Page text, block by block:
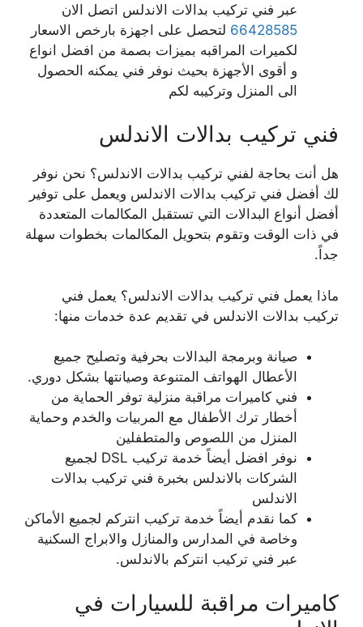
عبر فني تركيب بدالات الاندلس اتصل الان
66428585 لتحصل على اجهزة بارخص الاسعار
لكميرات المراقبه بميزات بصمة من افضل انواع
و أقوى الأجهزة بحيث نوفر فني يمكنه الحصول
الى المنزل وتركيبه لكم
فني تركيب بدالات الاندلس
هل أنت بحاجة لفني تركيب بدالات الاندلس؟ نحن نوفر
لك أفضل فني تركيب بدالات الاندلس ويعمل على توفير
أفضل أنواع البدالات التي تستقبل المكالمات المتعددة
في ذات الوقت وتقوم بتحويل المكالمات بخطوات سهلة
جداً.
ماذا يعمل فني تركيب بدالات الاندلس؟ يعمل فني
تركيب بدالات الاندلس في تقديم عدة خدمات منها:
صيانة وبرمجة البدالات بحرفية وتصليح جميع
الأعطال الهواتف المتنوعة وصيانتها بشكل دوري.
فني كاميرات مراقبة منزلية توفر الحماية من
أخطار ترك الأطفال مع المربيات والخدم وحماية
المنزل من اللصوص والمتطفلين
نوفر افضل أيضاً خدمة تركيب DSL لجميع
الشركات بالاندلس بخبرة فني تركيب بدالات
الاندلس
كما نقدم أيضاً خدمة تركيب انتركم لجميع الأماكن
وخاصة في المدارس والمنازل والابراج السكنية
عبر فني تركيب انتركم بالاندلس.
كاميرات مراقبة للسيارات في